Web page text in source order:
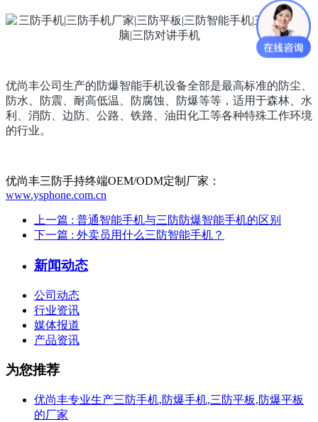
优尚丰公司生产的防爆智能手机设备全部是最高标准的防尘、
防水、防震、耐高低温、防腐蚀、防爆等等，适用于森林、水
利、消防、边防、公路、铁路、油田化工等各种特殊工作环境
的行业。
优尚丰三防手持终端OEM/ODM定制厂家：
www.ysphone.com.cn
上一篇 : 普通智能手机与三防防爆智能手机的区别
下一篇 : 外卖员用什么三防智能手机？
新闻动态
公司动态
行业资讯
媒体报道
产品资讯
为您推荐
优尚丰专业生产三防手机,防爆手机,三防平板,防爆平板
的厂家